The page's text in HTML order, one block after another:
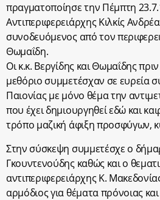
πραγματοποίησε την Πέμπτη
Αντιπεριφερειάρχης Κιλκίς
συνοδευόμενος από τον
Θωμαΐδη.
Οι κ.κ. Βεργίδης και Θωμαΐδης
μεθόριο συμμετέσχαν σε ευρεία
Παιονίας με μόνο θέμα την
που έχει δημιουργηθεί εδώ και
τρόπο μαζική άφιξη προσφύγων,
Στην σύσκεψη συμμετέσχε ο
Γκουντενούδης καθώς και ο
αντιπεριφερειάρχης Κ.
αρμόδιος για θέματα πρόνοιας